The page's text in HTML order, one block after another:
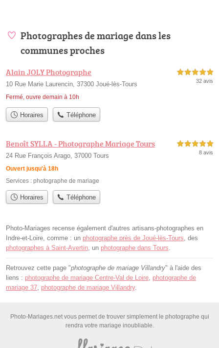
Photographes de mariage dans les
communes proches
Alain JOLY Photographe
10 Rue Marie Laurencin, 37300 Joué-lès-Tours
Fermé, ouvre demain à 10h
5,0 étoiles sur 5
32 avis
Horaires Téléphone
Benoît SYLLA - Photographe Mariage Tours
24 Rue François Arago, 37000 Tours
Ouvert jusqu'à 18h
5,0 étoiles sur 5
8 avis
Services : photographe de mariage
Horaires Téléphone
Photo-Mariages recense également d'autres artisans-photographes en
Indre-et-Loire, comme : un photographe près de Joué-lès-Tours, des
photographes à Saint-Avertin, un photographe dans Tours.
Retrouvez cette page "photographe de mariage Villandry" à l'aide des
liens : photographe de mariage Centre-Val de Loire, photographe de
mariage 37, photographe de mariage Villandry.
Photo-Mariages.net vous permet de trouver simplement le photographe qui
rendra votre mariage inoubliable.